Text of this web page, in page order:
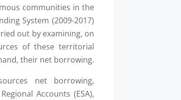
communities in the
System (2009-2017)
out by examining, on
of these territorial
their net borrowing.
net borrowing,
Accounts (ESA),